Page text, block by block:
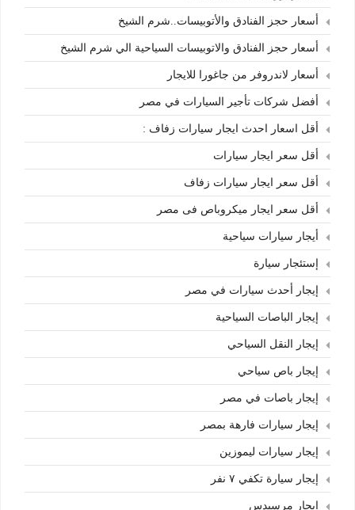
أسعار حجز الفنادق والأتوبيسات..شرم الشيخ
أسعار حجز الفنادق والاتوبيسات السياحية الي شرم الشيخ
أسعار لاندروفر من جاغورا للايجار
أفضل شركات تأجير السيارات في مصر
أقل اسعار احدث ايجار سيارات زفاف :
أقل سعر ايجار سيارات
أقل سعر ايجار سيارات زفاف
أقل سعر ايجار ميكروباص فى مصر
أيجار سيارات سياحية
إستئجار سيارة
إيجار أحدث سيارات في مصر
إيجار الباصات السياحية
إيجار النقل السياحي
إيجار باص سياحي
إيجار باصات في مصر
إيجار سيارات فارهة بمصر
إيجار سيارات ليموزين
إيجار سيارة تكفي ٧ نفر
إيجار مرسيدس